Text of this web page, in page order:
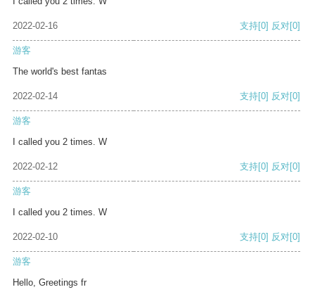
2022-02-16 支持[0] 反对[0]
游客
The world's best fantas
2022-02-14 支持[0] 反对[0]
游客
I called you 2 times. W
2022-02-12 支持[0] 反对[0]
游客
I called you 2 times. W
2022-02-10 支持[0] 反对[0]
游客
Hello, Greetings fr